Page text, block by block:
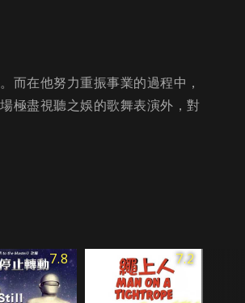
而在他努力重振事業的過程中，
極盡視聽之娛的歌舞表演外，對
7.8 7.2